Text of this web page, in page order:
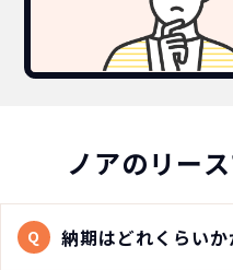
ノアのリー
Q 納期はどれくらいか